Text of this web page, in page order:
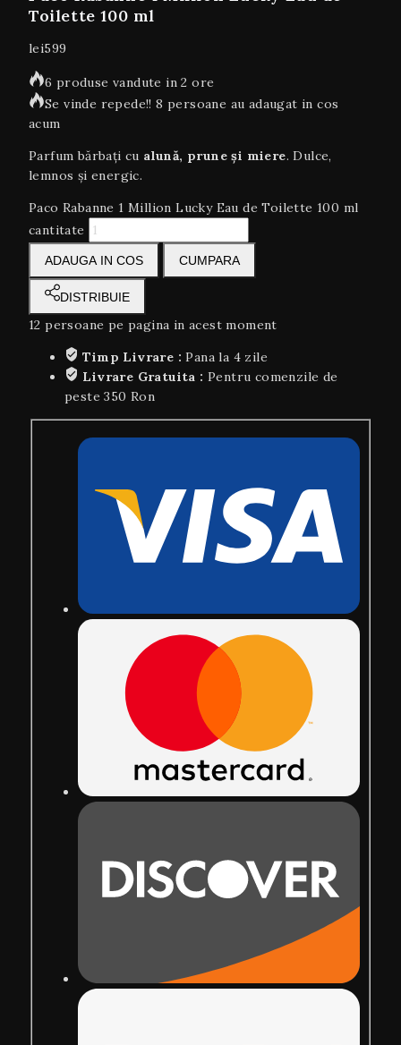
Toilette 100 ml
lei599
6 produse vandute in 2 ore
Se vinde repede!! 8 persoane au adaugat in cos
acum
Parfum bărbați cu alună, prune și miere. Dulce,
lemnos și energic.
Paco Rabanne 1 Million Lucky Eau de Toilette 100 ml
cantitate
ADAUGA IN COS CUMPARA
DISTRIBUIE
12 persoane pe pagina in acest moment
Timp Livrare :Pana la 4 zile
Livrare Gratuita :Pentru comenzile de
peste 350 Ron